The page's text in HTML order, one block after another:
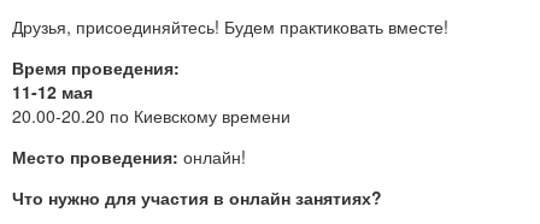
Друзья, присоединяйтесь! Будем практиковать вместе!
Время проведения:
11-12 мая
20.00-20.20 по Киевскому времени
Место проведения: онлайн!
Что нужно для участия в онлайн занятиях?